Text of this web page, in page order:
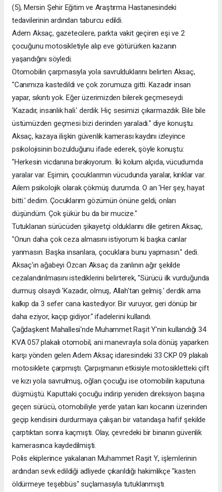
(5), Mersin Şehir Eğitim ve Araştırma Hastanesindeki
tedavilerinin ardından taburcu edildi.
Adem Aksaç, gazetecilere, parkta vakit geçiren eşi ve 2
çocuğunu motosikletiyle alıp eve götürürken kazanın
yaşandığını söyledi.
Otomobilin çarpmasıyla yola savrulduklarını belirten Aksaç,
"Canımıza kastedildi ve çok zorumuza gitti. Kazadır insan
yapar, sıkıntı yok. Eğer üzerimizden bilerek geçmeseydi
'Kazadır, insanlık hali.' derdik. Hiç sesimizi çıkarmazdık. Bile bile
üstümüzden geçmesi bizi derinden yaraladı." diye konuştu.
Aksaç, kazaya ilişkin güvenlik kamerası kaydını izleyince
psikolojisinin bozulduğunu ifade ederek, şöyle konuştu:
"Herkesin vicdanına bırakıyorum. İki kolum alçıda, vücudumda
yaralar var. Eşimin, çocuklarımın vücudunda yaralar, kırıklar var.
Ailem psikolojik olarak çökmüş durumda. O an 'Her şey, hayat
bitti.' dedim. Çocuklarım gözümün önüne geldi, onları
düşündüm. Çok şükür bu da bir mucize."
Tutuklanan sürücüden şikayetçi olduklarını dile getiren Aksaç,
"Onun daha çok ceza almasını istiyorum ki başka canlar
yanmasın. Başka insanlara, çocuklara bunu yapmasın." dedi.
Aksaç'ın ağabeyi Özcan Aksaç da zanlının ağır şekilde
cezalandırılmasını istediklerini belirterek, "Sürücü ilk vurduğunda
durmuş olsaydı 'Kazadır, olmuş, Allah'tan gelmiş.' derdik ama
kalkıp da 3 sefer cana kastediyor. Bir vuruyor, geri dönüp bir
daha eziyor, kaçıp gidiyor." ifadelerini kullandı.
Çağdaşkent Mahallesi'nde Muhammet Raşit Y'nin kullandığı 34
KVA 057 plakalı otomobil, ani manevrayla sola dönüş yaparken
karşı yönden gelen Adem Aksaç idaresindeki 33 CKP 09 plakalı
motosiklete çarpmıştı. Çarpışmanın etkisiyle motosikletteki çift
ve kızı yola savrulmuş, oğlan çocuğu ise otomobilin kaputuna
düşmüştü. Kaputtaki çocuğu indirip yeniden direksiyon başına
geçen sürücü, otomobiliyle yerde yatan karı kocanın üzerinden
geçip kendisini durdurmaya çalışan bir vatandaşa hafif şekilde
çarptıktan sonra kaçmıştı. Olay, çevredeki bir binanın güvenlik
kamerasınca kaydedilmişti.
Polis ekiplerince yakalanan Muhammet Raşit Y., işlemlerinin
ardından sevk edildiği adliyede çıkarıldığı hakimlikçe "kasten
öldürmeye teşebbüs" suçlamasıyla tutuklanmıştı.